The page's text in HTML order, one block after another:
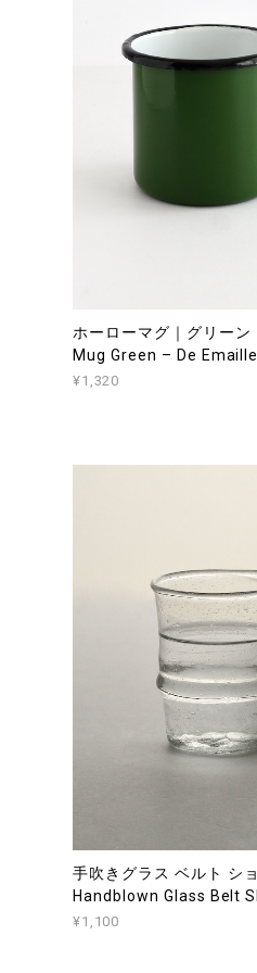
ホーローマグ｜グリーン
Mug Green – De
¥1,320
手吹きグラス ベルト シ
Handblown Glass Belt
¥1,100